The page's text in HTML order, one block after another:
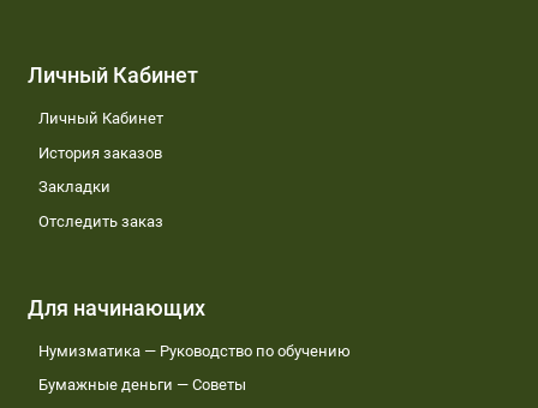
Личный Кабинет
Личный Кабинет
История заказов
Закладки
Отследить заказ
Для начинающих
Нумизматика — Руководство по обучению
Бумажные деньги — Советы